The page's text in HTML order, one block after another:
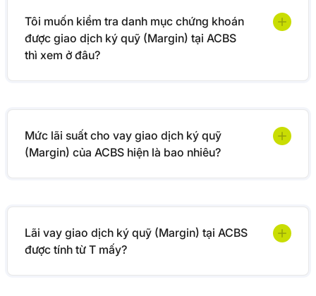
Tôi muốn kiểm tra danh mục chứng khoán
được giao dịch ký quỹ (Margin) tại ACBS
thì xem ở đâu?
Mức lãi suất cho vay giao dịch ký quỹ
(Margin) của ACBS hiện là bao nhiêu?
Lãi vay giao dịch ký quỹ (Margin) tại ACBS
được tính từ T mấy?